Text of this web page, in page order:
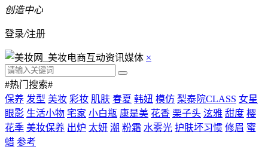
创造中心
登录/注册
×
#热门搜索#
保养 发型 美妆 彩妆 肌肤 春夏 韩妞 模仿 梨泰院CLASS 女星
眼影 生活小物 宅家 小白瓶 康是美 花香 栗子头 泫雅 甜度 樱
花季 美妆保养 出炉 太妍 潮 粉霜 水雾光 护肤坏习惯 修眉 蜜
蜡 参考